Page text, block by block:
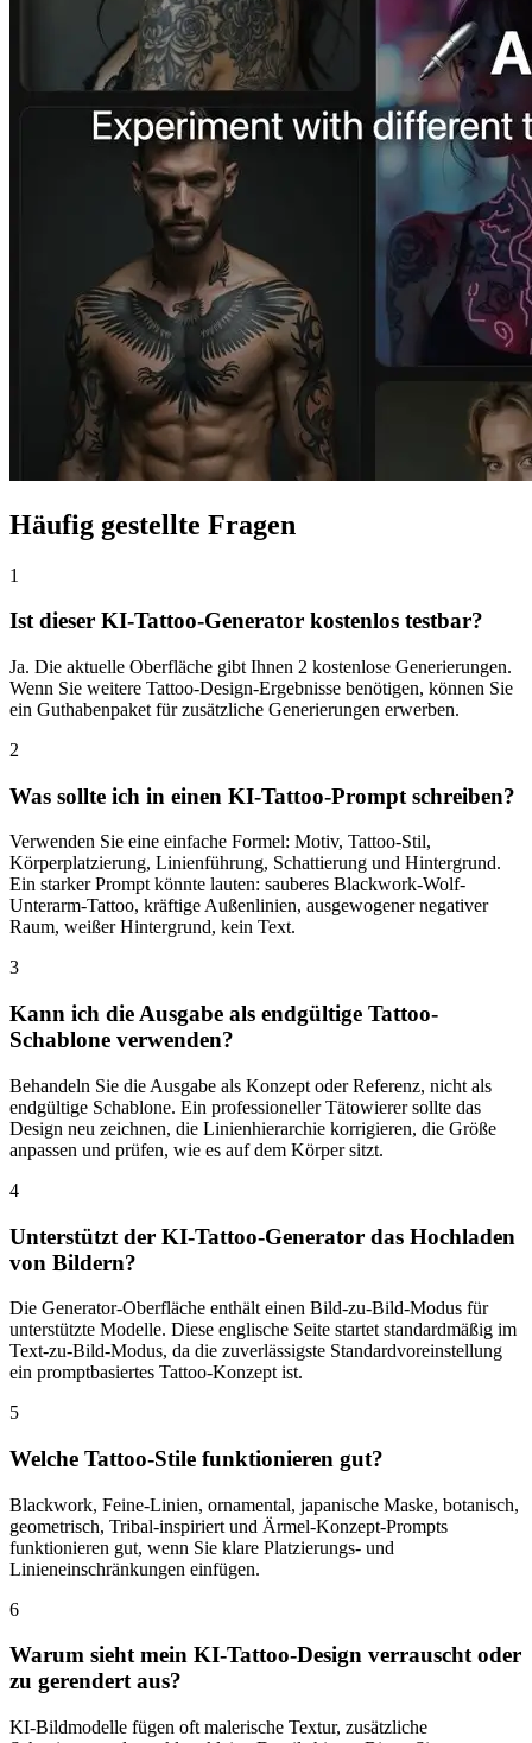
Häufig gestellte Fragen
1
Ist dieser KI-Tattoo-Generator kostenlos testbar?
Ja. Die aktuelle Oberfläche gibt Ihnen 2 kostenlose Generierungen.
Wenn Sie weitere Tattoo-Design-Ergebnisse benötigen, können Sie
ein Guthabenpaket für zusätzliche Generierungen erwerben.
2
Was sollte ich in einen KI-Tattoo-Prompt schreiben?
Verwenden Sie eine einfache Formel: Motiv, Tattoo-Stil,
Körperplatzierung, Linienführung, Schattierung und Hintergrund.
Ein starker Prompt könnte lauten: sauberes Blackwork-Wolf-
Unterarm-Tattoo, kräftige Außenlinien, ausgewogener negativer
Raum, weißer Hintergrund, kein Text.
3
Kann ich die Ausgabe als endgültige Tattoo-
Schablone verwenden?
Behandeln Sie die Ausgabe als Konzept oder Referenz, nicht als
endgültige Schablone. Ein professioneller Tätowierer sollte das
Design neu zeichnen, die Linienhierarchie korrigieren, die Größe
anpassen und prüfen, wie es auf dem Körper sitzt.
4
Unterstützt der KI-Tattoo-Generator das Hochladen
von Bildern?
Die Generator-Oberfläche enthält einen Bild-zu-Bild-Modus für
unterstützte Modelle. Diese englische Seite startet standardmäßig im
Text-zu-Bild-Modus, da die zuverlässigste Standardvoreinstellung
ein promptbasiertes Tattoo-Konzept ist.
5
Welche Tattoo-Stile funktionieren gut?
Blackwork, Feine-Linien, ornamental, japanische Maske, botanisch,
geometrisch, Tribal-inspiriert und Ärmel-Konzept-Prompts
funktionieren gut, wenn Sie klare Platzierungs- und
Linieneinschränkungen einfügen.
6
Warum sieht mein KI-Tattoo-Design verrauscht oder
zu gerendert aus?
KI-Bildmodelle fügen oft malerische Textur, zusätzliche